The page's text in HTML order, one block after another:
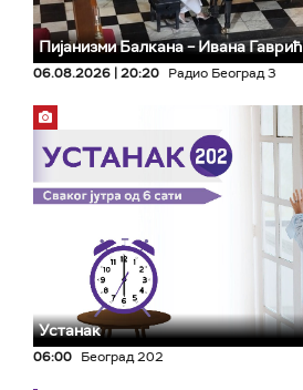
Пијанизми Балкана – Ивана Гаврић
06.08.2026 | 20:20 Радио Београд 3
Устанак
06:00 Београд 202